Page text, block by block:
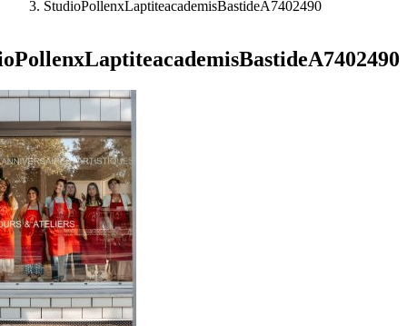
StudioPollenxLaptiteacademisBastideA7402490